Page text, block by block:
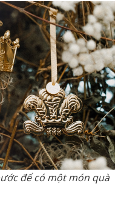
để có một món quà